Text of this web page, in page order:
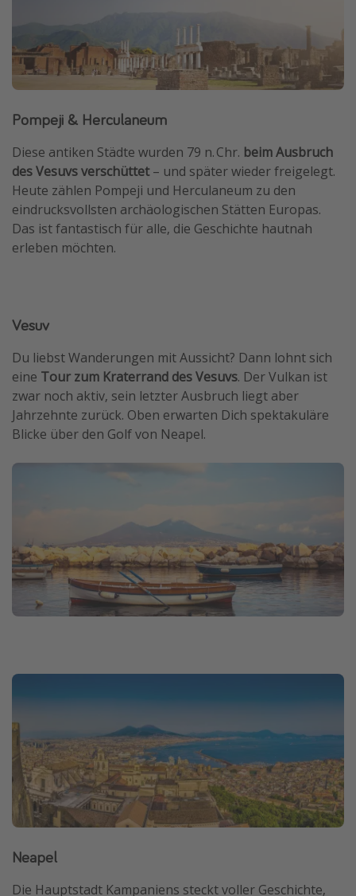
Pompeji & Herculaneum
Diese antiken Städte wurden 79 n. Chr. beim Ausbruch
des Vesuvs verschüttet– und später wieder freigelegt.
Heute zählen Pompeji und Herculaneum zu den
eindrucksvollsten archäologischen Stätten Europas.
Das ist fantastisch für alle, die Geschichte hautnah
erleben möchten.
Vesuv
Du liebst Wanderungen mit Aussicht? Dann lohnt sich
eine Tour zum Kraterrand des Vesuvs. Der Vulkan ist
zwar noch aktiv, sein letzter Ausbruch liegt aber
Jahrzehnte zurück. Oben erwarten Dich spektakuläre
Blicke über den Golf von Neapel.
Neapel
Die Hauptstadt Kampaniens steckt voller Geschichte,